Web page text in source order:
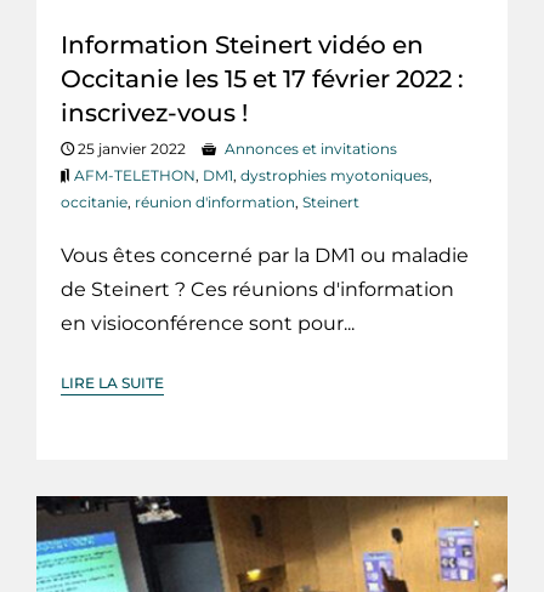
Information Steinert vidéo en
Occitanie les 15 et 17 février 2022 :
inscrivez-vous !
25 janvier 2022
Annonces et invitations
AFM-TELETHON, DM1, dystrophies myotoniques,
occitanie, réunion d'information, Steinert
Vous êtes concerné par la DM1 ou maladie
de Steinert ? Ces réunions d'information
en visioconférence sont pour...
LIRE LA SUITE